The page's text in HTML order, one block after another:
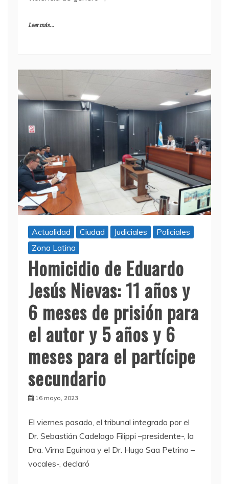
Leer más...
Actualidad Ciudad Judiciales
Policiales
Zona Latina
Homicidio de Eduardo
Jesús Nievas: 11 años y
6 meses de prisión para
el autor y 5 años y 6
meses para el partícipe
secundario
16 mayo, 2023
El viernes pasado, el tribunal integrado por el
Dr. Sebastián Cadelago Filippi –presidente-, la
Dra. Virna Eguinoa y el Dr. Hugo Saa Petrino –
vocales-, declaró